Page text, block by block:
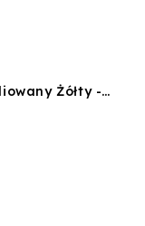
Weber & Weber - Podkład Podfoliowany Żółty - 60x50